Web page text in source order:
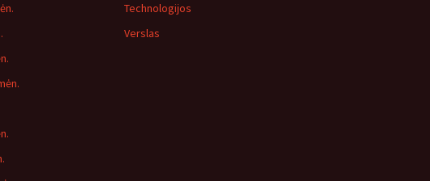
Technologijos
Verslas